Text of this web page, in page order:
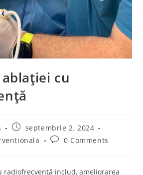
cu
Post
published:
septembrie 2, 2024
Post0 Comments
radiofrecvență includ, ameliorarea